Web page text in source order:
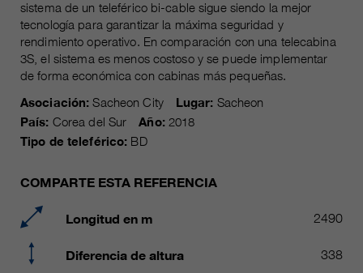
sistema de un teleférico bi-cable sigue siendo la mejor
tecnología para garantizar la máxima seguridad y
rendimiento operativo. En comparación con una telecabina
3S, el sistema es menos costoso y se puede implementar
de forma económica con cabinas más pequeñas.
Asociación: Sacheon City Lugar: Sacheon
País: Corea del Sur Año:2018
Tipo de teleférico: BD
COMPARTE ESTA REFERENCIA
Longitud en m 2490
Diferencia de altura 338
fin
Usado para proteger contra el
spam causado por los spam-bots.
proveedor sgalinski Cookie Opt In
Name
__utmc, __utmd, __utmz
proveedor Google Analytics
duración
Mehrere - variieren zwischen 2
Jahren und 6 Monaten oder noch
kürzer.
diversos tipos de información de
y no personal. Para más
privacidad de Google Analytics en